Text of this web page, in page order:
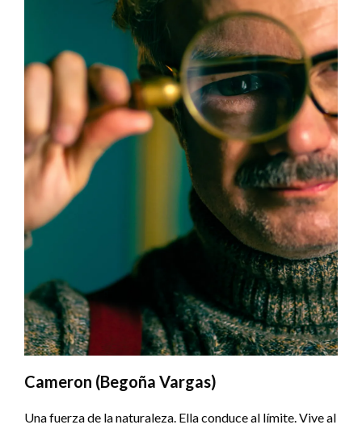
Cameron (Begoña Vargas)
Una fuerza de la naturaleza. Ella conduce al límite. Vive al